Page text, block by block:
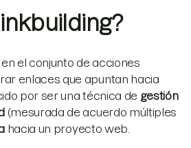
el conjunto de acciones
enlaces que apuntan hacia
por ser una técnica de gestión
(mesurada de acuerdo múltiples
hacia un proyecto web.